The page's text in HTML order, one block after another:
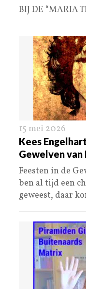
BIJ DE “MARIA
15 mei 2026
Kees
Gewelven van
Feesten in de
ben al tijd een
geweest, daar